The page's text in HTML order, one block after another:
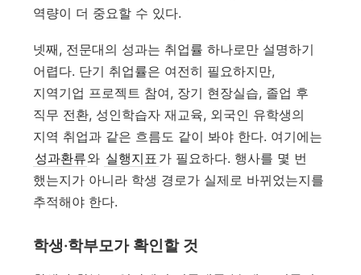
역량이 더 중요할 수 있다.
넷째, 전문대의 성과는 취업률 하나로만 설명하기
어렵다. 단기 취업률은 여전히 필요하지만,
지역기업 프로젝트 참여, 장기 현장실습, 졸업 후
직무 전환, 성인학습자 재교육, 외국인 유학생의
지역 취업과 같은 흐름도 같이 봐야 한다. 여기에는
성과환류와 실행지표 가 필요하다. 행사를 몇 번
했는지가 아니라 학생 경로가 실제로 바뀌었는지를
추적해야 한다.
학생·학부모가 확인할 것